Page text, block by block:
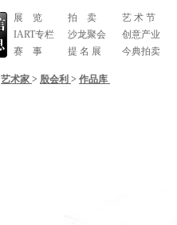
展 览
IART专栏
赛 事
拍 卖
沙龙聚会
提 名 展
艺 术 节
创意产业
今典拍卖
艺术家 > 殷会利 > 作品库